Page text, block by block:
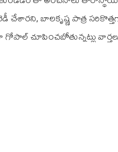
చేశారని, బాలకృష్ణ పాత్ర
చూపించబోతున్నట్లు